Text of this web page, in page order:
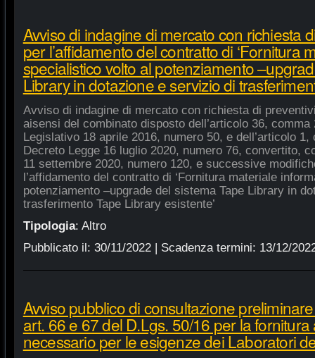
Avviso di indagine di mercato con richiesta
per l’affidamento del contratto di ‘Fornitura
specialistico volto al potenziamento
Library in dotazione e servizio di
Avviso di indagine di mercato con richiesta di
aisensi del combinato disposto dell’articolo 36,
Legislativo 18 aprile 2016, numero 50, e dell’articolo
Decreto Legge 16 luglio 2020, numero 76, convertito,
11 settembre 2020, numero 120, e successive
l’affidamento del contratto di ‘Fornitura materiale
potenziamento –upgrade del sistema Tape Library in
trasferimento Tape Library esistente’
Tipologia: Altro
Pubblicato il: 30/11/2022| Scadenza termini: 13/12/
Avviso pubblico di consultazione
art. 66 e 67 del D.Lgs. 50/16 per la
necessario per le esigenze dei Laboratori